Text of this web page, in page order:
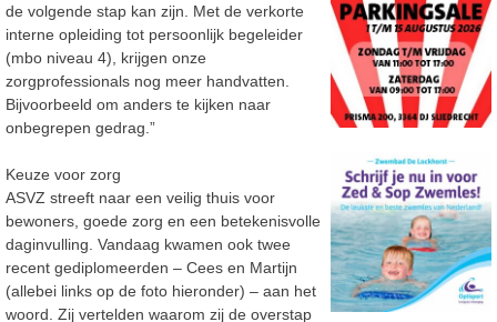
de volgende stap kan zijn. Met de verkorte
interne opleiding tot persoonlijk begeleider
(mbo niveau 4), krijgen onze
zorgprofessionals nog meer handvatten.
Bijvoorbeeld om anders te kijken naar
onbegrepen gedrag.”
Keuze voor zorg
ASVZ streeft naar een veilig thuis voor
bewoners, goede zorg en een betekenisvolle
daginvulling. Vandaag kwamen ook twee
recent gediplomeerden – Cees en Martijn
(allebei links op de foto hieronder) – aan het
woord. Zij vertelden waarom zij de overstap